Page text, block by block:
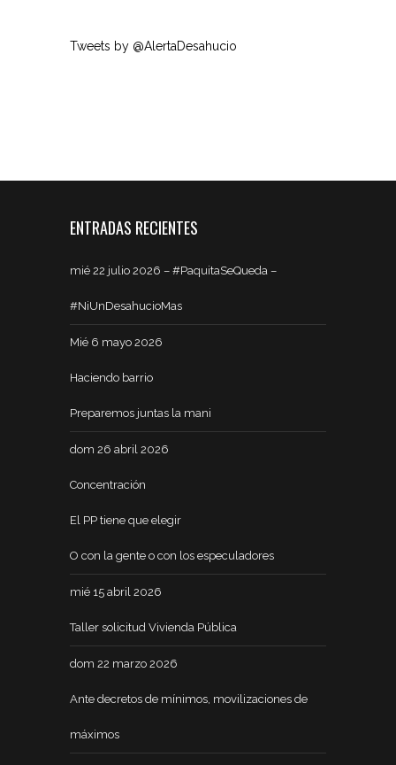
Tweets by @AlertaDesahucio
ENTRADAS RECIENTES
mié 22 julio 2026 – #PaquitaSeQueda –
#NiUnDesahucioMas
Mié 6 mayo 2026
Haciendo barrio
Preparemos juntas la mani
dom 26 abril 2026
Concentración
El PP tiene que elegir
O con la gente o con los especuladores
mié 15 abril 2026
Taller solicitud Vivienda Pública
dom 22 marzo 2026
Ante decretos de mínimos, movilizaciones de
máximos